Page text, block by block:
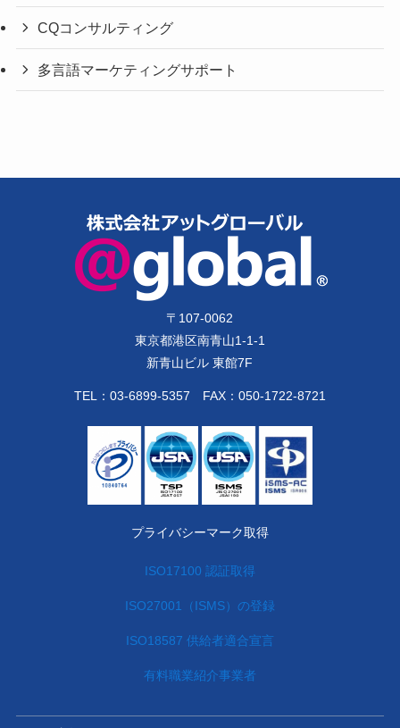
CQコンサルティング
多言語マーケティングサポート
〒 107-0062
東京都港区南青山1-1-1
新青山ビル 東館7F
TEL： 03-6899-5357 FAX：050-1722-8721
プライバシーマーク取得
ISO17100 認証取得
ISO27001（ISMS）の登録
ISO18587 供給者適合宣言
有料職業紹介事業者